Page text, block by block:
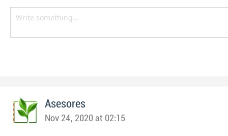
Asesores
Nov 24, 2020 at 02:15